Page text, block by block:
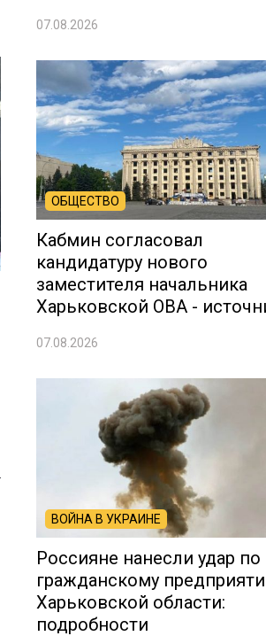
07.08.2026
ОБЩЕСТВО
Кабмин согласовал
кандидатуру нового
заместителя начальника
Харьковской ОВА -
07.08.2026
ВОЙНА В УКРАИНЕ
Россияне нанесли удар по
гражданскому
Харьковской области:
подробности